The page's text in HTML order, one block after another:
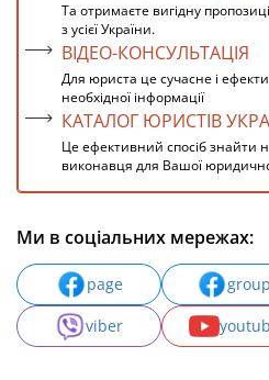
Та отримаєте вигідну
з усієї України.
ВІДЕО-КОНСУЛЬТАЦІЯ
Для юриста це сучасне і
необхідної інформації
КАТАЛОГ ЮРИСТІВ
Це ефективний спосіб знайти
виконавця для Вашої
Ми в соціальних мережах:
page group
viber